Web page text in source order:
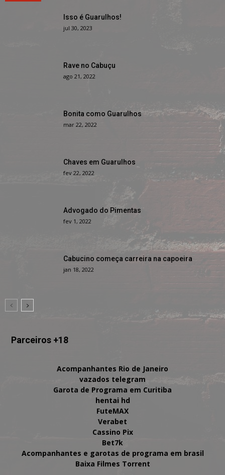
Isso é Guarulhos!
jul 30, 2023
Rave no Cabuçu
ago 21, 2022
Bonita como Guarulhos
mar 22, 2022
Chaves em Guarulhos
fev 22, 2022
Advogado do Pimentas
fev 1, 2022
Cabucino começa carreira na capoeira
jan 18, 2022
Parceiros +18
Acompanhantes Rio de Janeiro
vazados telegram
Garota de Programa em Curitiba
hentai hd
FuteMAX
Verabet
Cassino Pix
Bet7k
Acompanhantes e garotas de programa em brasil
Baixa Filmes Torrent